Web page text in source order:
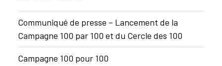
Communiqué de presse – Lancement de la
Campagne 100 par 100 et du Cercle des 100
Campagne 100 pour 100